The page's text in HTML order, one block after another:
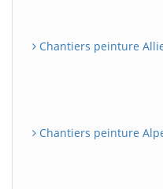
Chantiers peinture
Chantiers peinture